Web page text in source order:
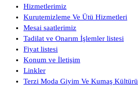
Hizmetlerimiz
Kurutemizleme Ve Ütü Hizmetleri
Mesai saatlerimiz
Tadilat ve Onarım İşlemler listesi
Fiyat listesi
Konum ve İletişim
Linkler
Terzi Moda Giyim Ve Kumaş Kültürü